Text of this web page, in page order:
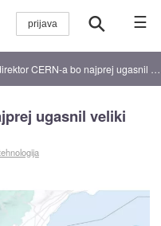
☰
CERN-a bo najprej ugasnil veliki hadronski trkalnik
ugasnil veliki